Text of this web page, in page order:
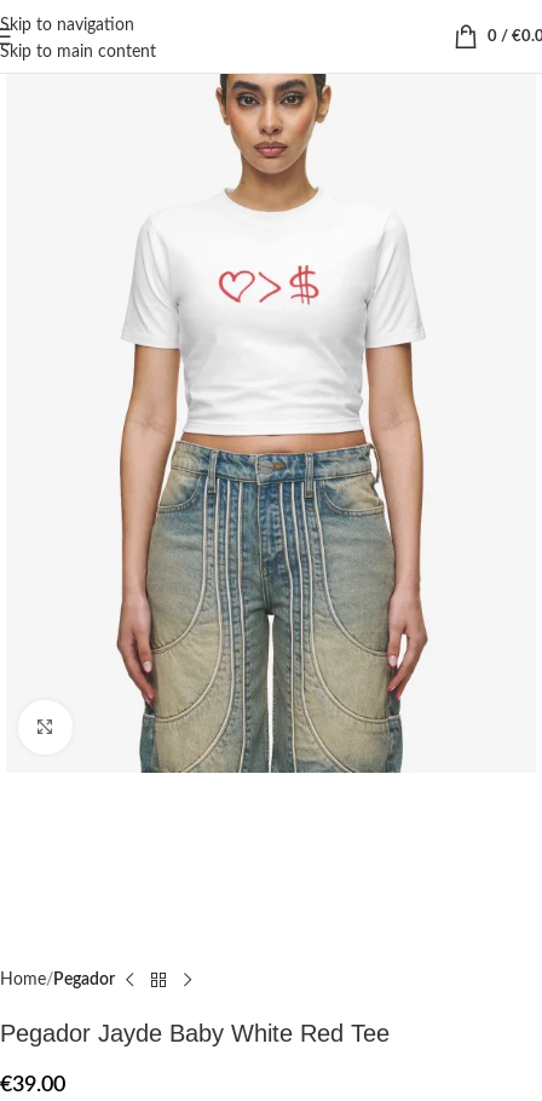
Skip to navigation
Skip to main content
0 / €
Click to enlarge
Home Pegador​
Pegador Jayde Baby White Red Tee
€39.00